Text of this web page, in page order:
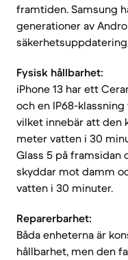
framtiden. Samsung
generationer av
Fysisk hållbarhet:
iPhone 13 har ett
och en IP68-
vilket innebär att den
meter vatten i 30
Glass 5 på framsidan
skyddar mot damm
vatten i 30 minuter.
Reparerbarhet:
Båda enheterna är
hållbarhet, men den